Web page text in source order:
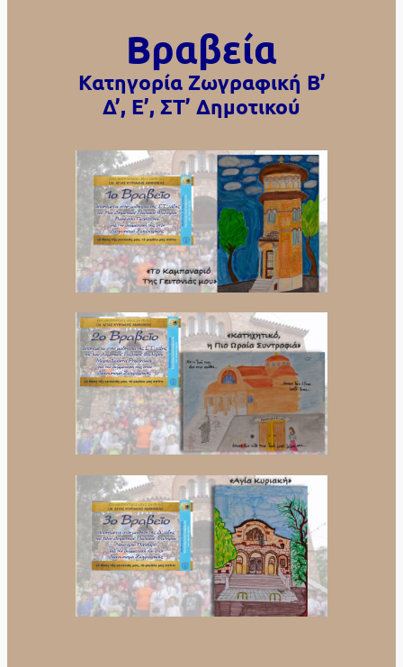
Βραβεία
Κατηγορία Ζωγραφική Β’
Δ’, Ε’, ΣΤ’ Δημοτικού